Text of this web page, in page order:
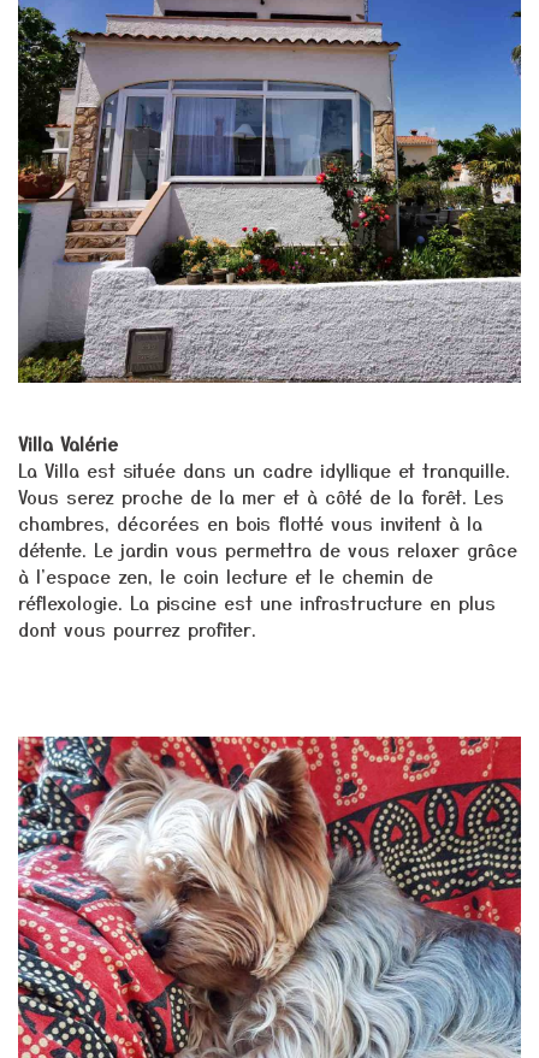
Villa Valérie
La Villa est située dans un cadre idyllique et tranquille.
Vous serez proche de la mer et à côté de la forêt. Les
chambres, décorées en bois flotté vous invitent à la
détente. Le jardin vous permettra de vous relaxer grâce
à l'espace zen, le coin lecture et le chemin de
réflexologie. La piscine est une infrastructure en plus
dont vous pourrez profiter.